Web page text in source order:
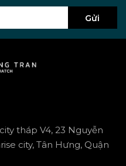
Gửi
tháp V4, 23 Nguyễn
city, Tân Hưng, Quận